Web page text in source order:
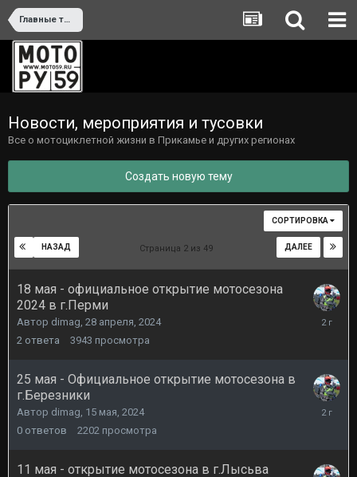
Главные темы
Новости, мероприятия и тусовки
Все о мотоциклетной жизни в Прикамье и других регионах
Создать новую тему
СОРТИРОВКА
НАЗАД ДАЛЕЕ
Страница 2 из 49
18 мая - официальное открытие мотосезона
2024 в г.Перми
Автор dimag, 28 апреля, 2024
2 ответа 3943 просмотра
19
25 мая - Официальное открытие мотосезона в
г.Березники
Автор dimag, 15 мая, 2024
0 ответов 2202 просмотра
15
11 мая - открытие мотосезона в г.Лысьва